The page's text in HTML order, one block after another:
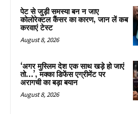
पेट से जुड़ी समस्या बन न जाए
कोलोरेक्टल कैंसर का कारण, जान लें कब
करवाएं टेस्ट
August 8, 2026
‘अगर मुस्लिम देश एक साथ खड़े हो जाएं
तो…’, मक्का डिफेंस एग्रीमेंट पर
अरागची का बड़ा बयान
August 8, 2026